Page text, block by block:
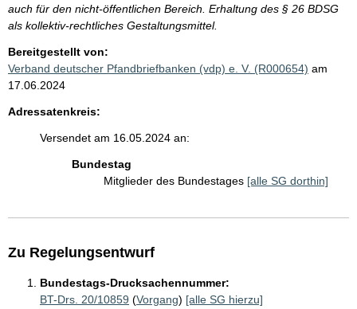
auch für den nicht-öffentlichen Bereich. Erhaltung des § 26 BDSG
als kollektiv-rechtliches Gestaltungsmittel.
Bereitgestellt von:
Verband deutscher Pfandbriefbanken (vdp) e. V. (R000654) am
17.06.2024
Adressatenkreis:
Versendet am 16.05.2024 an:
Bundestag
Mitglieder des Bundestages [alle SG dorthin]
Zu Regelungsentwurf
Bundestags-Drucksachennummer:
BT-Drs. 20/10859 (Vorgang) [alle SG hierzu]